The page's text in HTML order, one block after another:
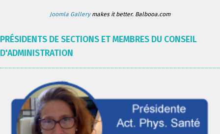
Joomla Gallerymakes it better. Balbooa.com
PRÉSIDENTS DE SECTIONS ET MEMBRES DU CONSEIL
D'ADMINISTRATION